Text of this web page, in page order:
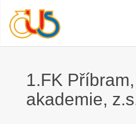
1.FK
akademie,